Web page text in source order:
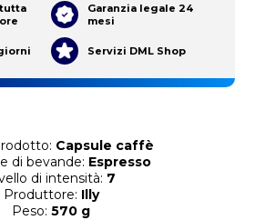
Capsule caffè
di bevande: Espresso
di intensità: 7
Produttore: Illy
Peso: 570 g
Garanzia legale 24
mesi
Servizi DML Shop